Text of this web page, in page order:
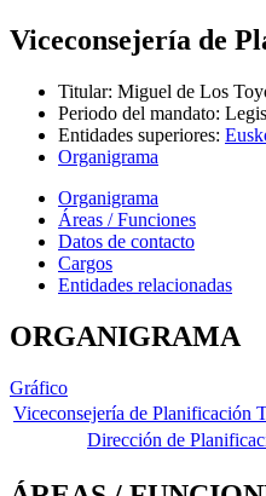
Viceconsejería de
Titular: Miguel de Los
Periodo del mandato:
Entidades superiores:
Organigrama
Organigrama
Áreas / Funciones
Datos de contacto
Cargos
Entidades relacionadas
ORGANIGRAMA
Gráfico
Viceconsejería de Planificación
Dirección de